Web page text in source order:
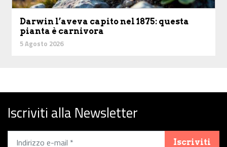
Darwin l’aveva capito nel 1875: questa
pianta è carnivora
5 Agosto 2026
Iscriviti alla Newsletter
Iscriviti